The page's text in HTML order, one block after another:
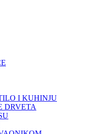
I KUHINJU
DRVETA